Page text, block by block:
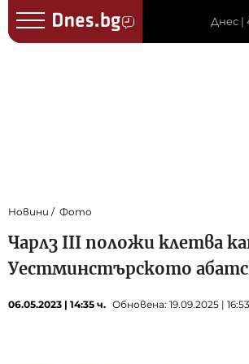
Днес |
Новини Фото
Чарлз III положи клетва
Уестминстърското
06.05.2023 | 14:35 ч. Обновена: 19.09.2025 |